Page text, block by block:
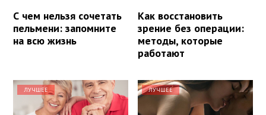
С чем нельзя сочетать
пельмени: запомните
на всю жизнь
Как восстановить
зрение без операции:
методы, которые
работают
ЛУЧШЕЕ ЛУЧШЕЕ